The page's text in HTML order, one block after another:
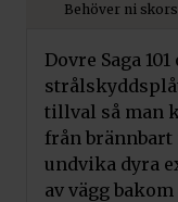
Behöver ni
Dovre Saga
tillval så man
från brännbart
undvika dyra
av vägg